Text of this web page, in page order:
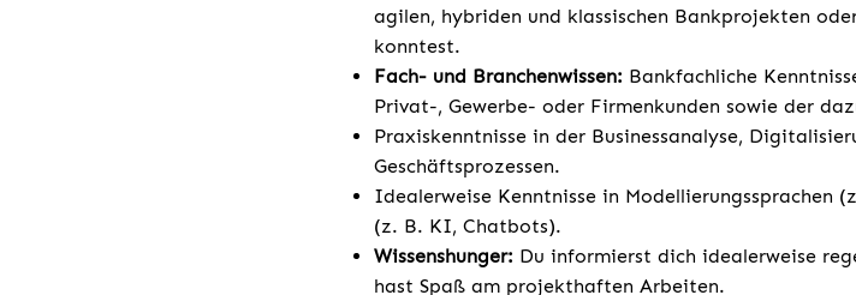
agilen, hybriden und klassischen Bankprojekten
konntest.
Fach- und Branchenwissen: Bankfachliche
Privat-, Gewerbe- oder Firmenkunden sowie der
Praxiskenntnisse in der Businessanalyse,
Geschäftsprozessen.
Idealerweise Kenntnisse in Modellierungssprachen
(z. B. KI, Chatbots).
Wissenshunger: Du informierst dich idealerweise
hast Spaß am projekthaften Arbeiten.